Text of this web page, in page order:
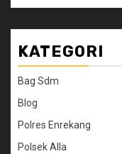
KATEGORI
Bag Sdm
Blog
Polres Enrekang
Polsek Alla